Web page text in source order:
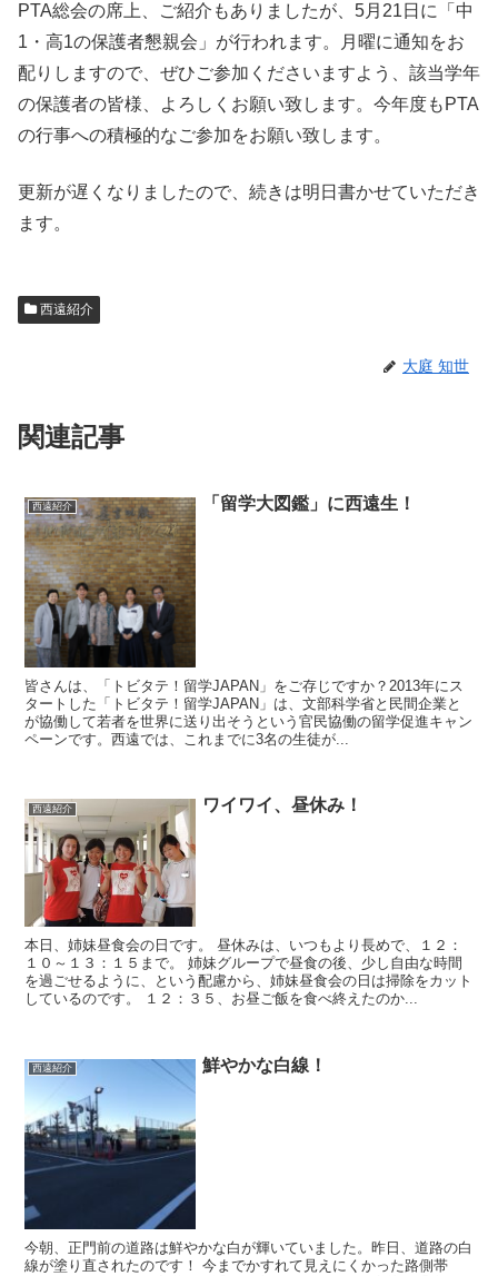
PTA総会の席上、ご紹介もありましたが、5月21日に「中
1・高1の保護者懇親会」が行われます。月曜に通知をお
配りしますので、ぜひご参加くださいますよう、該当学年
の保護者の皆様、よろしくお願い致します。今年度もPTA
の行事への積極的なご参加をお願い致します。
更新が遅くなりましたので、続きは明日書かせていただき
ます。
西遠紹介
大庭 知世
関連記事
西遠紹介 「留学大図鑑」に西遠生！
皆さんは、「トビタテ！留学JAPAN」をご存じですか？2013年にス
タートした「トビタテ！留学JAPAN」は、文部科学省と民間企業と
が協働して若者を世界に送り出そうという官民協働の留学促進キャン
ペーンです。西遠では、これまでに3名の生徒が...
西遠紹介 ワイワイ、昼休み！
本日、姉妹昼食会の日です。 昼休みは、いつもより長めで、１２：
１０～１３：１５まで。 姉妹グループで昼食の後、少し自由な時間
を過ごせるように、という配慮から、姉妹昼食会の日は掃除をカット
しているのです。 １２：３５、お昼ご飯を食べ終えたのか...
西遠紹介 鮮やかな白線！
今朝、正門前の道路は鮮やかな白が輝いていました。昨日、道路の白
線が塗り直されたのです！ 今までかすれて見えにくかった路側帯